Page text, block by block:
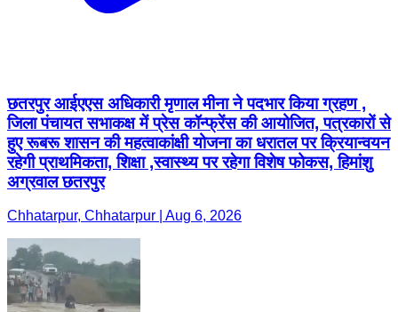
छतरपुर आईएएस अधिकारी मृणाल मीना ने पदभार किया ग्रहण ,
जिला पंचायत सभाकक्ष में प्रेस कॉन्फ्रेंस की आयोजित, पत्रकारों से
हुए रूबरू शासन की महत्वाकांक्षी योजना का धरातल पर क्रियान्वयन
रहेगी प्राथमिकता, शिक्षा ,स्वास्थ्य पर रहेगा विशेष फोकस, हिमांशु
अग्रवाल छतरपुर
Chhatarpur, Chhatarpur | Aug 6, 2026